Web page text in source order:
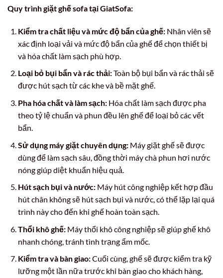
Quy trình giặt ghế sofa tại GiatSofa:
Kiểm tra chất liệu và mức độ bẩn của ghế:Nhân viên sẽ
xác định loại vải và mức độ bẩn của ghế để chọn thiết bị
và hóa chất làm sạch phù hợp.
Loại bỏ bụi bẩn và rác thải:Toàn bộ bụi bẩn và rác thải sẽ
được hút sạch từ các khe và bề mặt ghế.
Pha hóa chất và làm sạch:Hóa chất làm sạch được pha
theo tỷ lệ chuẩn và phun đều lên ghế để loại bỏ các vết
bẩn.
Sử dụng máy giặt chuyên dụng:Máy giặt ghế sẽ được
dùng để làm sạch sâu, đồng thời máy chà phun hơi nước
nóng giúp diệt khuẩn hiệu quả.
Hút sạch bụi và nước:Máy hút công nghiệp kết hợp đầu
hút chân không sẽ hút sạch bụi và nước, có thể lặp lại quá
trình này cho đến khi ghế hoàn toàn sạch.
Thổi khô ghế:Máy thổi khô công nghiệp sẽ giúp ghế khô
nhanh chóng, tránh tình trạng ẩm mốc.
Kiểm tra và bàn giao:Cuối cùng, ghế sẽ được kiểm tra kỹ
lưỡng một lần nữa trước khi bàn giao cho khách hàng,